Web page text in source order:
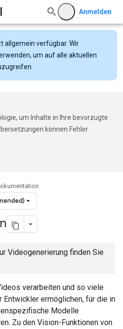
Anmelden
allgemein verfügbar. Wir
um auf alle aktuellen
um Inhalte in Ihre bevorzugte
können Fehler
Videogenerierung finden Sie
verarbeiten und so viele
Entwickler ermöglichen, für die in
Modelle
Zu den Vision-Funktionen von